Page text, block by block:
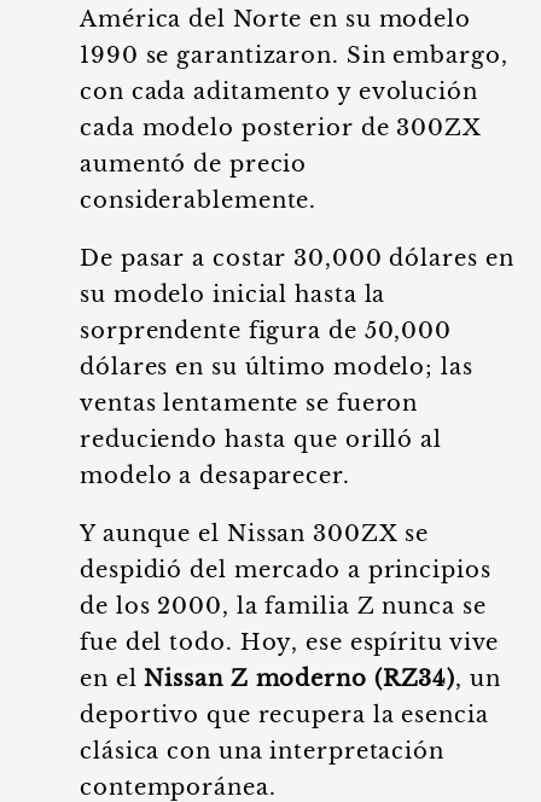
América del Norte en su modelo
1990 se garantizaron. Sin embargo,
con cada aditamento y evolución
cada modelo posterior de 300ZX
aumentó de precio
considerablemente.
De pasar a costar 30,000 dólares en
su modelo inicial hasta la
sorprendente figura de 50,000
dólares en su último modelo; las
ventas lentamente se fueron
reduciendo hasta que orilló al
modelo a desaparecer.
Y aunque el Nissan 300ZX se
despidió del mercado a principios
de los 2000, la familia Z nunca se
fue del todo. Hoy, ese espíritu vive
en elNissan Z moderno (RZ34), un
deportivo que recupera la esencia
clásica con una interpretación
contemporánea.